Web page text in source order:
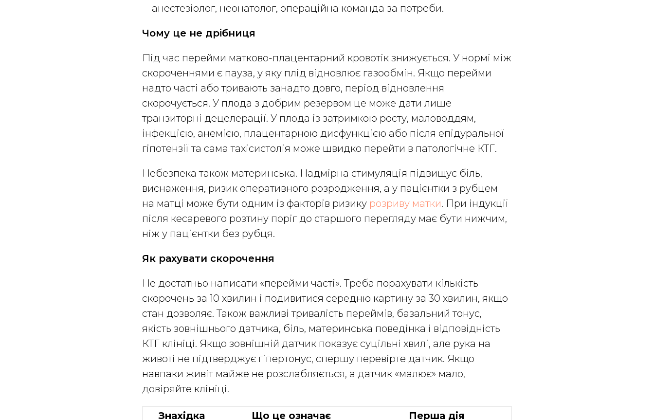
анестезіолог, неонатолог, операційна команда за потреби.
Чому це не дрібниця
Під час перейми матково-плацентарний кровотік знижується. У нормі між
скороченнями є пауза, у яку плід відновлює газообмін. Якщо перейми
надто часті або тривають занадто довго, період відновлення
скорочується. У плода з добрим резервом це може дати лише
транзиторні децелерації. У плода із затримкою росту, маловоддям,
інфекцією, анемією, плацентарною дисфункцією або після епідуральної
гіпотензії та сама тахісистолія може швидко перейти в патологічне КТГ.
Небезпека також материнська. Надмірна стимуляція підвищує біль,
виснаження, ризик оперативного розродження, а у пацієнтки з рубцем
на матці може бути одним із факторів ризику розриву матки. При індукції
після кесаревого розтину поріг до старшого перегляду має бути нижчим,
ніж у пацієнтки без рубця.
Як рахувати скорочення
Не достатньо написати «перейми часті». Треба порахувати кількість
скорочень за 10 хвилин і подивитися середню картину за 30 хвилин, якщо
стан дозволяє. Також важливі тривалість переймів, базальний тонус,
якість зовнішнього датчика, біль, материнська поведінка і відповідність
КТГ клініці. Якщо зовнішній датчик показує суцільні хвилі, але рука на
животі не підтверджує гіпертонус, спершу перевірте датчик. Якщо
навпаки живіт майже не розслабляється, а датчик «малює» мало,
довіряйте клініці.
Знахідка Що це означає Перша дія